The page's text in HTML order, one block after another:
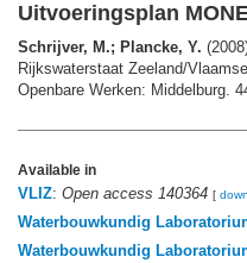
Uitvoeringsplan
Schrijver, M.; Plancke, Y.
Rijkswaterstaat Zeeland/
Openbare Werken: Middelburg.
Available in
VLIZ: Open access 140364 [
Waterbouwkundig
Waterbouwkundig